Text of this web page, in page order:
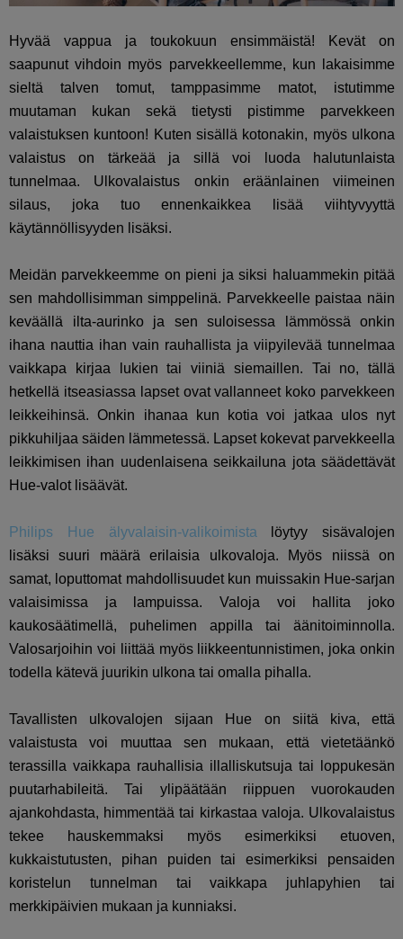
Hyvää vappua ja toukokuun ensimmäistä! Kevät on
saapunut vihdoin myös parvekkeellemme, kun lakaisimme
sieltä talven tomut, tamppasimme matot, istutimme
muutaman kukan sekä tietysti pistimme parvekkeen
valaistuksen kuntoon! Kuten sisällä kotonakin, myös ulkona
valaistus on tärkeää ja sillä voi luoda halutunlaista
tunnelmaa. Ulkovalaistus onkin eräänlainen viimeinen
silaus, joka tuo ennenkaikkea lisää viihtyvyyttä
käytännöllisyyden lisäksi.
Meidän parvekkeemme on pieni ja siksi haluammekin pitää
sen mahdollisimman simppelinä. Parvekkeelle paistaa näin
keväällä ilta-aurinko ja sen suloisessa lämmössä onkin
ihana nauttia ihan vain rauhallista ja viipyilevää tunnelmaa
vaikkapa kirjaa lukien tai viiniä siemaillen. Tai no, tällä
hetkellä itseasiassa lapset ovat vallanneet koko parvekkeen
leikkeihinsä. Onkin ihanaa kun kotia voi jatkaa ulos nyt
pikkuhiljaa säiden lämmetessä. Lapset kokevat parvekkeella
leikkimisen ihan uudenlaisena seikkailuna jota säädettävät
Hue-valot lisäävät.
Philips Hue älyvalaisin-valikoimista löytyy sisävalojen
lisäksi suuri määrä erilaisia ulkovaloja. Myös niissä on
samat, loputtomat mahdollisuudet kun muissakin Hue-sarjan
valaisimissa ja lampuissa. Valoja voi hallita joko
kaukosäätimellä, puhelimen appilla tai äänitoiminnolla.
Valosarjoihin voi liittää myös liikkeentunnistimen, joka onkin
todella kätevä juurikin ulkona tai omalla pihalla.
Tavallisten ulkovalojen sijaan Hue on siitä kiva, että
valaistusta voi muuttaa sen mukaan, että vietetäänkö
terassilla vaikkapa rauhallisia illalliskutsuja tai loppukesän
puutarhabileitä. Tai ylipäätään riippuen vuorokauden
ajankohdasta, himmentää tai kirkastaa valoja. Ulkovalaistus
tekee hauskemmaksi myös esimerkiksi etuoven,
kukkaistutusten, pihan puiden tai esimerkiksi pensaiden
koristelun tunnelman tai vaikkapa juhlapyhien tai
merkkipäivien mukaan ja kunniaksi.